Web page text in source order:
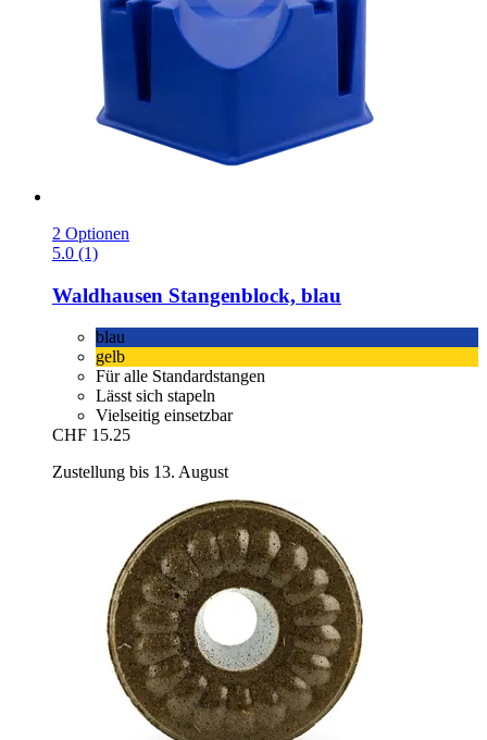
2 Optionen
5.0 (1)
Waldhausen Stangenblock, blau
blau
gelb
Für alle Standardstangen
Lässt sich stapeln
Vielseitig einsetzbar
CHF 15.25
Zustellung bis 13. August